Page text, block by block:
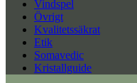
Vindspel
Övrigt
Kvalitetssäkrat
Etik
Somavedic
Kristallguide